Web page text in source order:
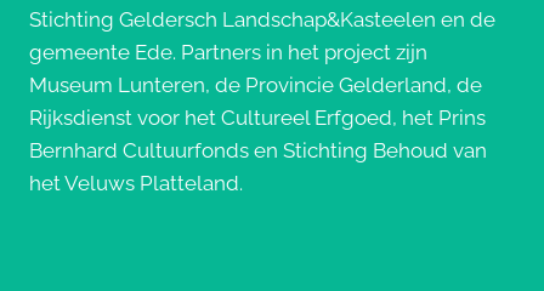
Stichting Geldersch Landschap&Kasteelen en de
gemeente Ede. Partners in het project zijn
Museum Lunteren, de Provincie Gelderland, de
Rijksdienst voor het Cultureel Erfgoed, het Prins
Bernhard Cultuurfonds en Stichting Behoud van
het Veluws Platteland.